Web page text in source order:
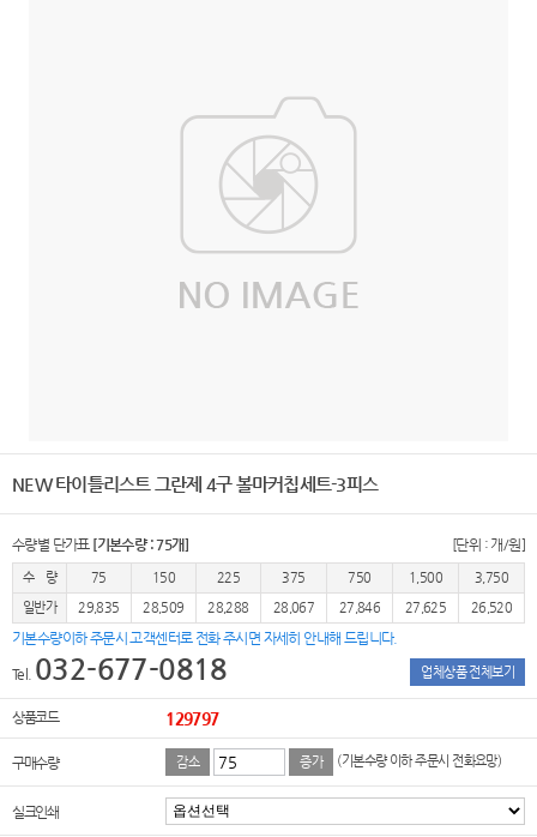
NEW 타이틀리스트 그란제 4구 볼마커칩세트-3피스
수량별 단가표 [기본수량 : 75개] [단위 : 개/원]
수 량 75 150 225 375 750 1,500
3,750
일반가
29,835 28,509 28,288 28,067 27,846 27,625 26,520
기본수량이하 주문시 고객센터로 전화 주시면 자세히 안내해 드립니다.
Tel. 032-677-0818 업체상품 전체보기
상품코드 129797
구매수량 감소 증가 (기본수량 이하 주문시 전화요망)
실크인쇄